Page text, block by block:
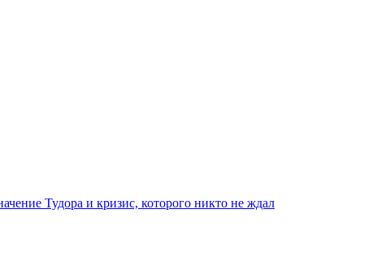
Тудора и кризис, которого никто не ждал